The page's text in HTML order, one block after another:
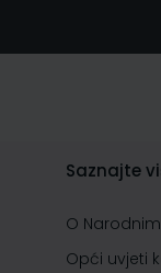
Saznajte
O
Opći uvjeti